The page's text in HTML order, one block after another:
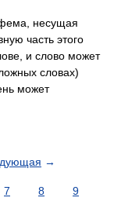
несущая
часть этого
и слово может
словах)
может
→
7 8
9